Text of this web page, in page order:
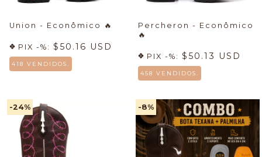
Union - Econômico 🔥
PIX -%: $50.16 USD
418 VENDIDOS.
Percheron - Econômico
🔥
PIX -%: $50.13 USD
458 VENDIDOS.
-24% -8%